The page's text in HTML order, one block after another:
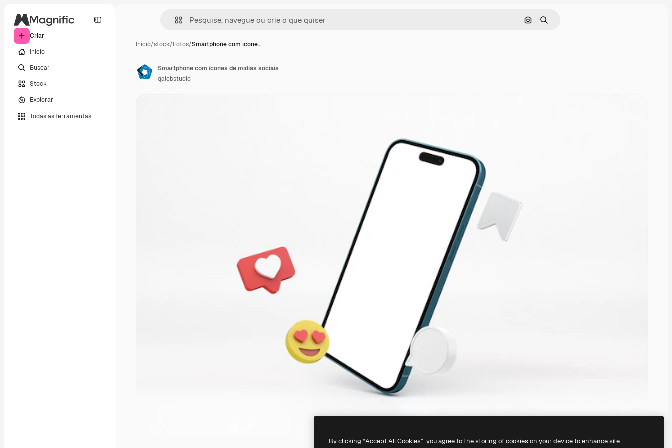
Criar
Início
Buscar
Stock
Explorar
Todas as ferramentas
Pesquisar por imagem
Buscar
Início/stock/Fotos/Smartphone com ícone…
Smartphone com ícones de mídias sociais
qalebstudio
By clicking “Accept All Cookies”, you agree to the storing of cookies on your device to enhance site